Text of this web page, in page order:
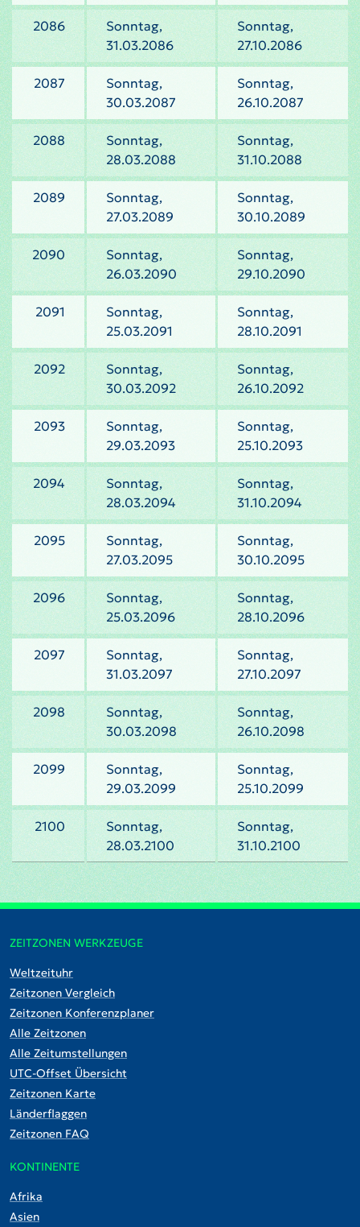
2086
Sonntag,
31.03.2086
Sonntag,
27.10.2086
2087
Sonntag,
30.03.2087
Sonntag,
26.10.2087
2088
Sonntag,
28.03.2088
Sonntag,
31.10.2088
2089
Sonntag,
27.03.2089
Sonntag,
30.10.2089
2090
Sonntag,
26.03.2090
Sonntag,
29.10.2090
2091
Sonntag,
25.03.2091
Sonntag,
28.10.2091
2092
Sonntag,
30.03.2092
Sonntag,
26.10.2092
2093
Sonntag,
29.03.2093
Sonntag,
25.10.2093
2094
Sonntag,
28.03.2094
Sonntag,
31.10.2094
2095
Sonntag,
27.03.2095
Sonntag,
30.10.2095
2096
Sonntag,
25.03.2096
Sonntag,
28.10.2096
2097
Sonntag,
31.03.2097
Sonntag,
27.10.2097
2098
Sonntag,
30.03.2098
Sonntag,
26.10.2098
2099
Sonntag,
29.03.2099
Sonntag,
25.10.2099
2100
Sonntag,
28.03.2100
Sonntag,
31.10.2100
ZEITZONEN WERKZEUGE
Weltzeituhr
Zeitzonen Vergleich
Zeitzonen Konferenzplaner
Alle Zeitzonen
Alle Zeitumstellungen
UTC-Offset Übersicht
Zeitzonen Karte
Länderflaggen
Zeitzonen FAQ
KONTINENTE
Afrika
Asien